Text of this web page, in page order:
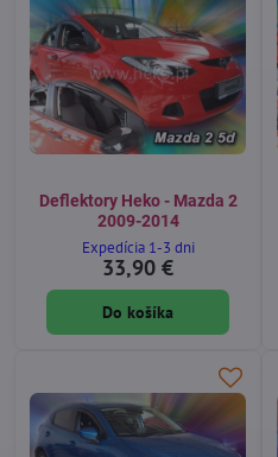
Deflektory Heko - Mazda 2
2009-2014
Expedícia 1-3 dni
33,90 €
Do košíka